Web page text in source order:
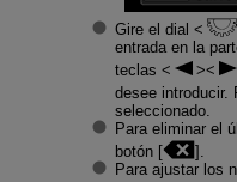
Gire el dial
entrada en la
teclas
desee introducir.
seleccionado.
Para eliminar el
botón [
].
Para ajustar los